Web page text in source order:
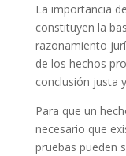
La importancia
constituyen la
razonamiento
de los hechos
conclusión justa
Para que un
necesario que
pruebas pueden